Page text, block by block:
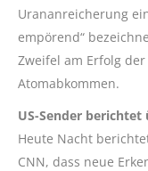
Urananreicherung
empörend“
Zweifel am Erfolg
Atomabkommen.
US-Sender
Heute Nacht
CNN, dass neue